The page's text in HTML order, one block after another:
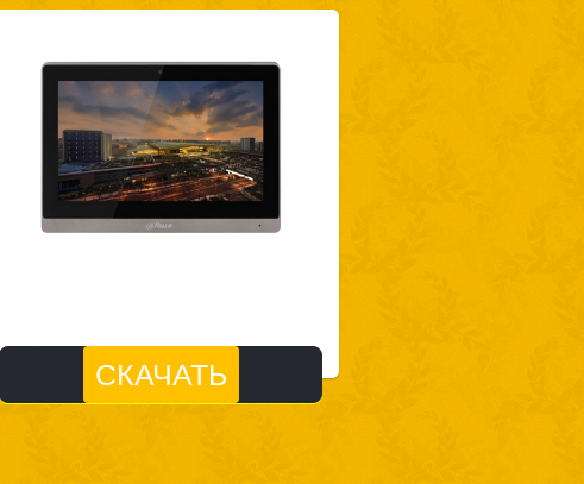
СКАЧАТЬ